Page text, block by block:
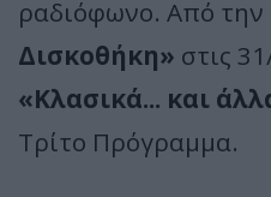
ραδιόφωνο. Από την
Δισκοθήκη» στις
«Κλασικά... και
Τρίτο Πρόγραμμα.